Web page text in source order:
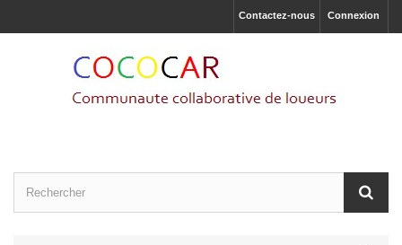
Connexion
Contactez-nous